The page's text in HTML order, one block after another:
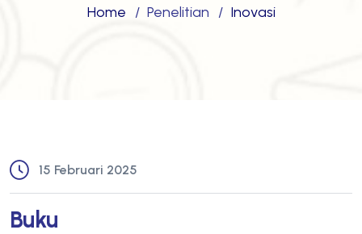
Home Penelitian Inovasi
15 Februari 2025
Buku